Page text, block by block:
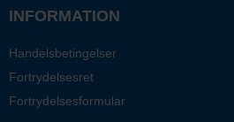
INFORMATION
Handelsbetingelser
Fortrydelsesret
Fortrydelsesformular